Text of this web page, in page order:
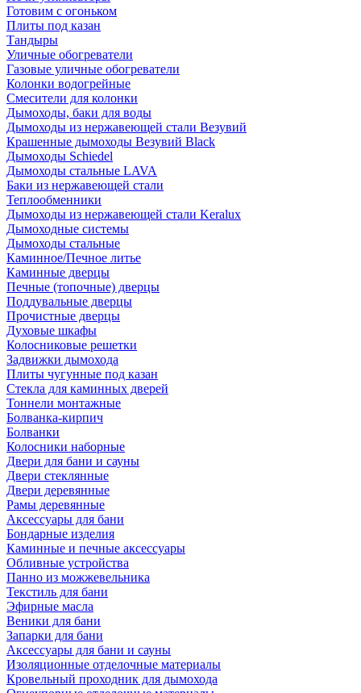
Готовим с огоньком
Плиты под казан
Тандыры
Уличные обогреватели
Газовые уличные обогреватели
Колонки водогрейные
Смесители для колонки
Дымоходы, баки для воды
Дымоходы из нержавеющей стали Везувий
Крашенные дымоходы Везувий Black
Дымоходы Schiedel
Дымоходы стальные LAVA
Баки из нержавеющей стали
Теплообменники
Дымоходы из нержавеющей стали Keralux
Дымоходные системы
Дымоходы стальные
Каминное/Печное литье
Каминные дверцы
Печные (топочные) дверцы
Поддувальные дверцы
Прочистные дверцы
Духовые шкафы
Колосниковые решетки
Задвижки дымохода
Плиты чугунные под казан
Стекла для каминных дверей
Тоннели монтажные
Болванка-кирпич
Болванки
Колосники наборные
Двери для бани и сауны
Двери стеклянные
Двери деревянные
Рамы деревянные
Аксессуары для бани
Бондарные изделия
Каминные и печные аксессуары
Обливные устройства
Панно из можжевельника
Текстиль для бани
Эфирные масла
Веники для бани
Запарки для бани
Аксессуары для бани и сауны
Изоляционные отделочные материалы
Кровельный проходник для дымохода